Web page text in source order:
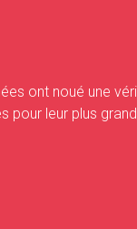
ont noué une
leur plus